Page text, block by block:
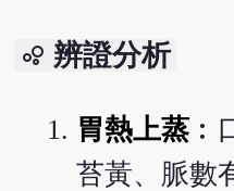
bubble_chart 辨證分析
胃熱上蒸︰
苔黃、脈數